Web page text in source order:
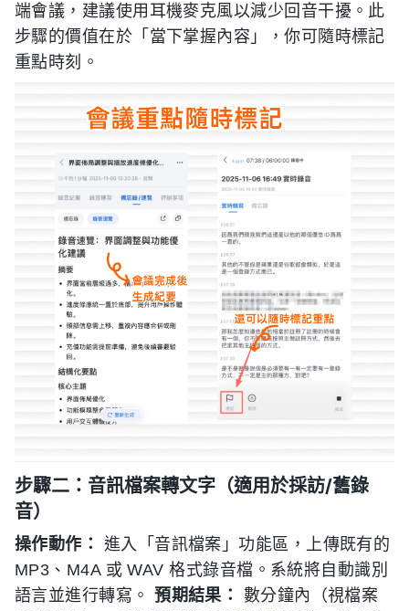
端會議，建議使用耳機麥克風以減少回音干擾。此
步驟的價值在於「當下掌握內容」，你可隨時標記
重點時刻。
步驟二：音訊檔案轉文字（適用於採訪/舊錄
音）
操作動作：
進入「音訊檔案」功能區，上傳既有的
MP3、M4A 或 WAV 格式錄音檔。系統將自動識別
語言並進行轉寫。預期結果：
數分鐘內（視檔案